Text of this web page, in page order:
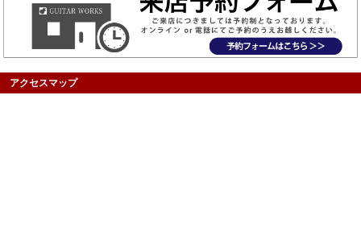
アクセスマップ